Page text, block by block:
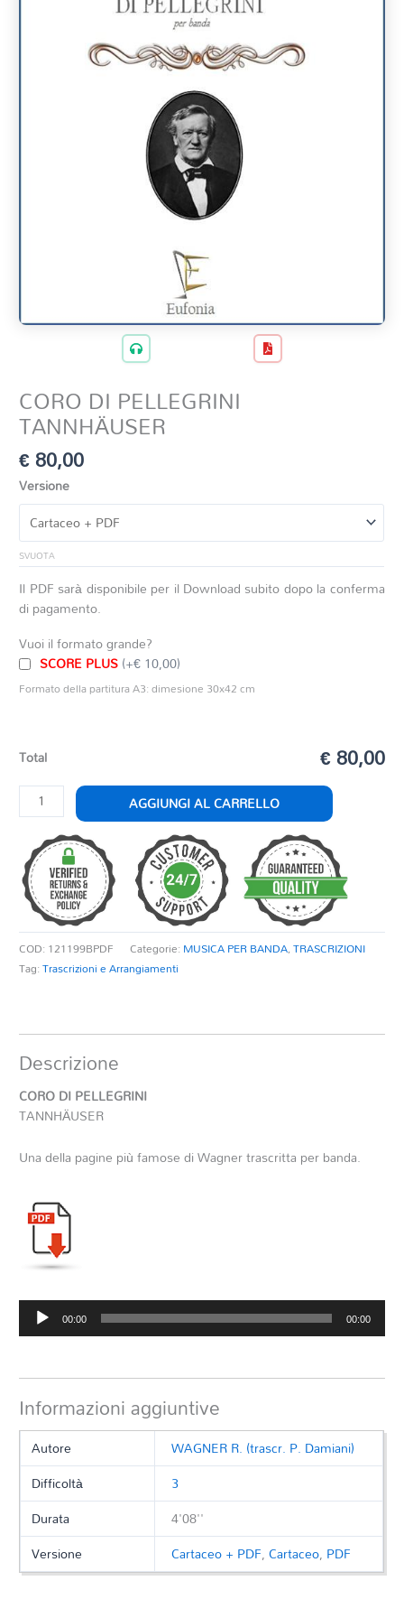
CORO DI PELLEGRINI
TANNHÄUSER
€80,00
Versione
SVUOTA
Il PDF sarà disponibile per il Download subito dopo la conferma
di pagamento.
Vuoi il formato grande?
SCORE PLUS(+€ 10,00)
Formato della partitura A3: dimesione 30x42 cm
Total € 80,00
CORO
DI
PELLEGRINI
TANNHÄUSER
quantità
AGGIUNGI AL CARRELLO
COD: 121199BPDF Categorie: MUSICA PER BANDA,TRASCRIZIONI
Tag:Trascrizioni e Arrangiamenti
Descrizione
CORO DI PELLEGRINI
TANNHÄUSER
Una della pagine più famose di Wagner trascritta per banda.
Audio
Player
00:00 00:00
Informazioni aggiuntive
Autore
WAGNER R. (trascr. P. Damiani)
Difficoltà
3
Durata
4'08''
Versione
Cartaceo + PDF,Cartaceo, PDF